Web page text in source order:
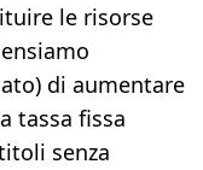
le risorse
di aumentare
tassa fissa
senza